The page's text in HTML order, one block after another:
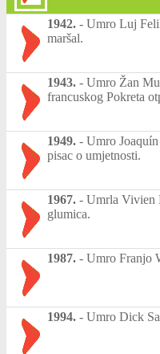
1942. - Umro Luj
maršal.
1943. - Umro Žan
francuskog Pokreta
1949. - Umro
pisac o umjetnosti.
1967. - Umrla Vivien
glumica.
1987. - Umro Franjo
1994. - Umro Dick